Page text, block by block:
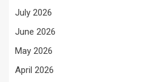
July 2026
June 2026
May 2026
April 2026